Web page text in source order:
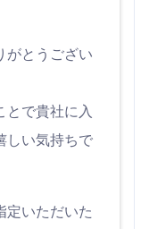
がとうござい
とで貴社に入
しい気持ちで
定いただいた